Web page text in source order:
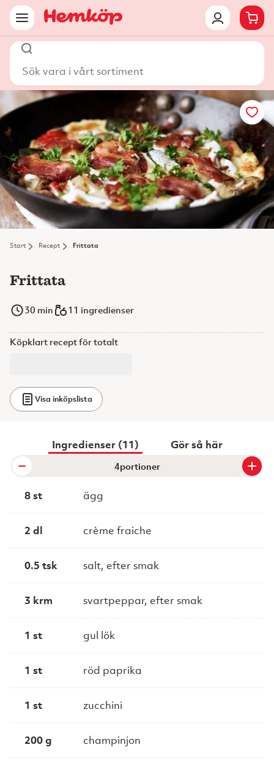
Start Recept Frittata
Frittata
30 min 11 ingredienser
Köpklart recept för totalt
Visa inköpslista
Ingredienser (11) Gör så här
portioner
8 st ägg
2 dl crème fraiche
0.5 tsk salt, efter smak
3 krm svartpeppar, efter smak
1 st gul lök
1 st röd paprika
1 st zucchini
200 g champinjon